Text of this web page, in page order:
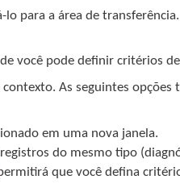
lo para a área de
você pode definir critérios
As seguintes opções
em uma nova janela.
do mesmo tipo
que você defina